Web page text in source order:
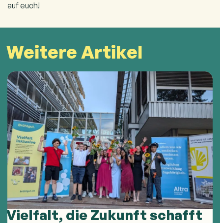
auf euch!
Weitere Artikel
Vielfalt, die Zukunft schafft